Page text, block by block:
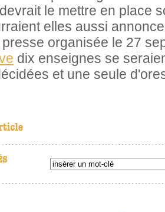
le mettre en place
elles aussi
organisée le 27
dix enseignes se
et une seule